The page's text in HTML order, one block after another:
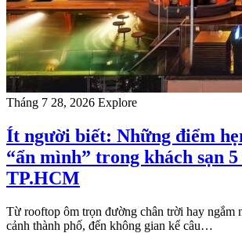
Tháng 7 28, 2026 Explore
Ít người biết: Những điểm
“ẩn mình” trong khách sạn 5
TP.HCM
Từ rooftop ôm trọn đường chân trời hay ngắm
cảnh thành phố, đến không gian kể câu…